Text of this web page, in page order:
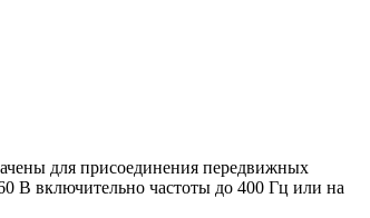
для присоединения передвижных
В включительно частоты до 400 Гц или на